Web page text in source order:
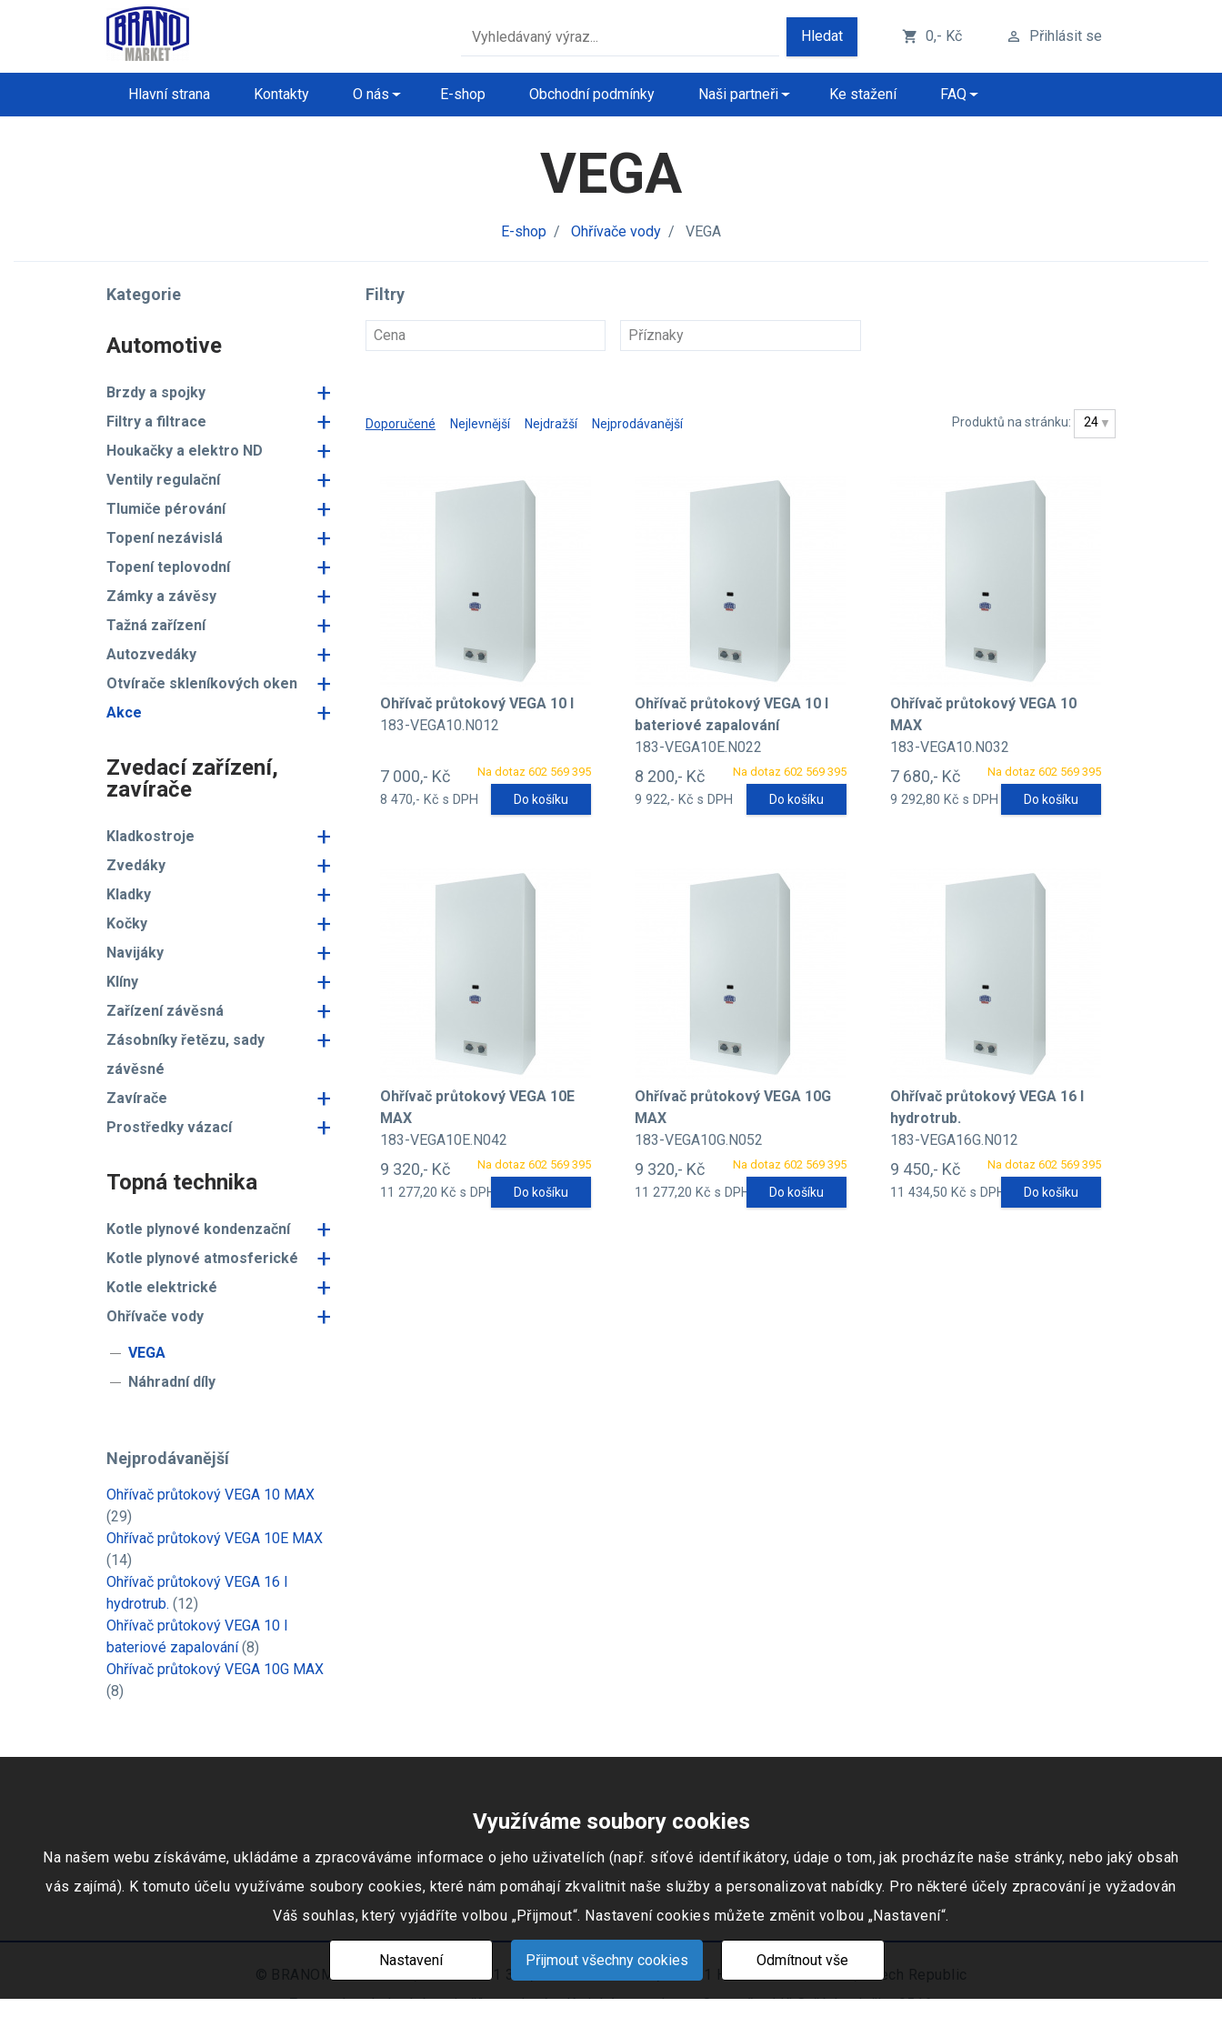
Hledat shopping_cart 0,- Kč perm_identity Přihlásit se
Hlavní strana Kontakty O nás E-shop Obchodní podmínky Naši partneři Ke stažení FAQ
VEGA
E-shop / Ohřívače vody / VEGA
Kategorie
Automotive
Brzdy a spojky +
Filtry a filtrace +
Houkačky a elektro ND +
Ventily regulační +
Tlumiče pérování +
Topení nezávislá +
Topení teplovodní +
Zámky a závěsy +
Tažná zařízení +
Autozvedáky +
Otvírače skleníkových oken +
Akce +
Zvedací zařízení,
zavírače
Kladkostroje +
Zvedáky +
Kladky +
Kočky +
Navijáky +
Klíny +
Zařízení závěsná +
Zásobníky řetězu, sady
závěsné
+
Zavírače +
Prostředky vázací +
Topná technika
Kotle plynové kondenzační +
Kotle plynové atmosferické +
Kotle elektrické +
Ohřívače vody +
VEGA
Náhradní díly
Nejprodávanější
Ohřívač průtokový VEGA 10 MAX
(29)
Ohřívač průtokový VEGA 10E MAX
(14)
Ohřívač průtokový VEGA 16 l
hydrotrub. (12)
Ohřívač průtokový VEGA 10 l
bateriové zapalování(8)
Ohřívač průtokový VEGA 10G MAX
(8)
Filtry
Cena Příznaky
Doporučené Nejlevnější Nejdražší Nejprodávanější Produktů na stránku: 24
Ohřívač průtokový VEGA 10 l
183-VEGA10.N012
Na dotaz 602 569 395
7 000,- Kč
8 470,- Kč s DPH Do košíku
Ohřívač průtokový VEGA 10 l
bateriové zapalování
183-VEGA10E.N022
Na dotaz 602 569 395
8 200,- Kč
9 922,- Kč s DPH Do košíku
Ohřívač průtokový VEGA 10
MAX
183-VEGA10.N032
Na dotaz 602 569 395
7 680,- Kč
9 292,80 Kč s DPH Do košíku
Ohřívač průtokový VEGA 10E
MAX
183-VEGA10E.N042
Na dotaz 602 569 395
9 320,- Kč
11 277,20 Kč s DPH Do košíku
Ohřívač průtokový VEGA 10G
MAX
183-VEGA10G.N052
Na dotaz 602 569 395
9 320,- Kč
11 277,20 Kč s DPH Do košíku
Ohřívač průtokový VEGA 16 l
hydrotrub.
183-VEGA16G.N012
Na dotaz 602 569 395
9 450,- Kč
11 434,50 Kč s DPH Do košíku
© BRANOMARKET s.r.o., IČO: 253 51 311, Tovární okruh 674, 747 41 Hradec nad Moravicí, Czech Republic
Zapsaná v obchodním rejstříku vedeném Krajským soudem v Ostravě oddíl C, číslo vložky 9516
Využíváme soubory cookies
Na našem webu získáváme, ukládáme a zpracováváme informace o jeho uživatelích (např. síťové identifikátory, údaje o tom, jak procházíte naše stránky, nebo jaký obsah
vás zajímá). K tomuto účelu využíváme soubory cookies, které nám pomáhají zkvalitnit naše služby a personalizovat nabídky. Pro některé účely zpracování je vyžadován
Váš souhlas, který vyjádříte volbou „Přijmout“. Nastavení cookies můžete změnit volbou „Nastavení“.
Nastavení Přijmout všechny cookies Odmítnout vše